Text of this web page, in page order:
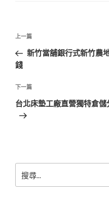
文
導
覽
上
一
篇
章
上一篇
新竹當舖銀行式新竹農
錢
下
一
篇
下一篇
台北床墊工廠直營獨特倉
尋